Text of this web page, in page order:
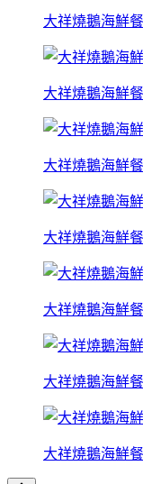
大祥燒鵝海鮮
大祥燒鵝海鮮
大祥燒鵝海鮮
大祥燒鵝海鮮
大祥燒鵝海鮮
大祥燒鵝海鮮
大祥燒鵝海鮮